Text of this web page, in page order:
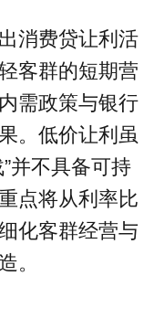
消费贷让利活
客群的短期营
需政策与银行
。低价让利虽
并不具备可持
点将从利率比
化客群经营与
。